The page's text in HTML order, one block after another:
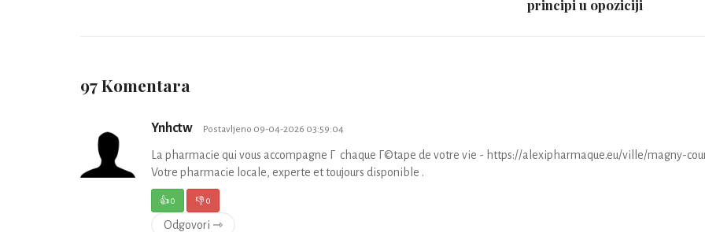
principi u opoziciji
97 Komentara
Ynhctw Postavljeno 09-04-2026 03:59:04
La pharmacie qui vous accompagne Г chaque Г©tape de votre vie - https://alexipharmaque.eu/ville/magny-
Votre pharmacie locale, experte et toujours disponible .
👍0 👎0
Odgovori ⇾